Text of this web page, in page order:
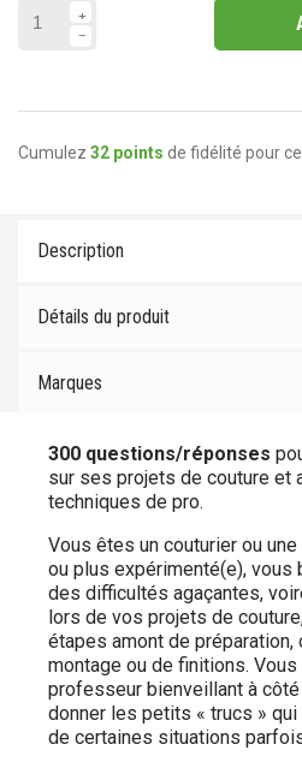
Cumulez 32 points de fidélité pour
Description
Détails du produit
Marques
300 questions/réponses
sur ses projets de couture et
techniques de pro.
Vous êtes un couturier ou
ou plus expérimenté(e), vous
des difficultés agaçantes,
lors de vos projets de
étapes amont de préparation,
montage ou de finitions.
professeur bienveillant à
donner les petits « trucs »
de certaines situations